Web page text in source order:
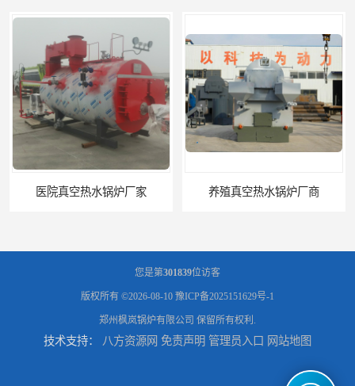
医院真空热水锅炉厂家 养殖真空热水锅炉厂商
您是第301839位访客
版权所有 ©2026-08-10 豫ICP备2025151629号-1
郑州枫岚锅炉有限公司 保留所有权利.
技术支持： 八方资源网 免责声明 管理员入口 网站地图